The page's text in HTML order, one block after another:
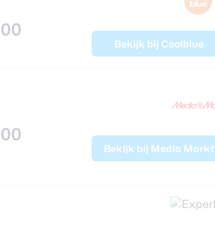
Bekijk bij Coolblue
Bekijk bij Media Markt